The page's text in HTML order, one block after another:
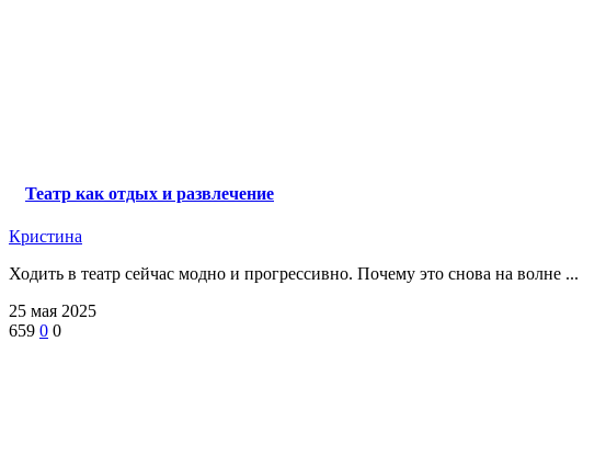
Театр как отдых и развлечение
Кристина
Ходить в театр сейчас модно и прогрессивно. Почему это снова на волне ...
25 мая 2025
659 0 0